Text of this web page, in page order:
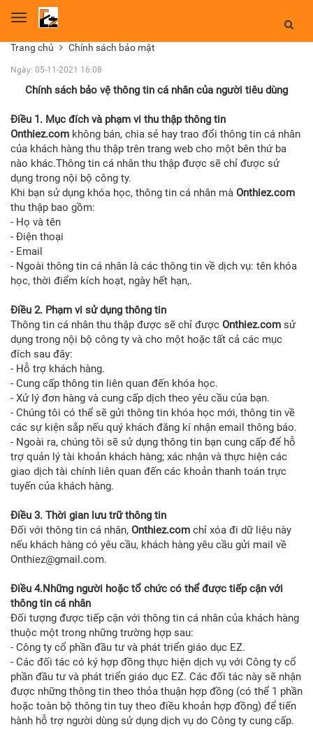
Toggle
Trang chủ Chính sách bảo mật
Ngày: 05-11-2021 16:08
Chính sách bảo vệ thông tin cá nhân của người tiêu dùng
Điều 1. Mục đích và phạm vi thu thập thông tin
Onthiez.com không bán, chia sẻ hay trao đổi thông tin cá nhân
của khách hàng thu thập trên trang web cho một bên thứ ba
nào khác.Thông tin cá nhân thu thập được sẽ chỉ được sử
dụng trong nội bộ công ty.
Khi bạn sử dụng khóa học, thông tin cá nhân mà Onthiez.com
thu thập bao gồm:
- Họ và tên
- Điện thoại
- Email
- Ngoài thông tin cá nhân là các thông tin về dịch vụ: tên khóa
học, thời điểm kích hoạt, ngày hết hạn,.
Điều 2. Phạm vi sử dụng thông tin
Thông tin cá nhân thu thập được sẽ chỉ được Onthiez.com sử
dụng trong nội bộ công ty và cho một hoặc tất cả các mục
đích sau đây:
- Hỗ trợ khách hàng.
- Cung cấp thông tin liên quan đến khóa học.
- Xử lý đơn hàng và cung cấp dịch theo yêu cầu của bạn.
- Chúng tôi có thể sẽ gửi thông tin khóa học mới, thông tin về
các sự kiện sắp nếu quý khách đăng kí nhận email thông báo.
- Ngoài ra, chúng tôi sẽ sử dụng thông tin bạn cung cấp để hỗ
trợ quản lý tài khoản khách hàng; xác nhận và thực hiện các
giao dịch tài chính liên quan đến các khoản thanh toán trực
tuyến của khách hàng.
Điều 3. Thời gian lưu trữ thông tin
Đối với thông tin cá nhân, Onthiez.com chỉ xóa đi dữ liệu này
nếu khách hàng có yêu cầu, khách hàng yêu cầu gửi mail về
Onthiez@gmail.com.
Điều 4.Những người hoặc tổ chức có thể được tiếp cận với
thông tin cá nhân
Đối tượng được tiếp cận với thông tin cá nhân của khách hàng
thuộc một trong những trường hợp sau:
- Công ty cổ phần đầu tư và phát triển giáo dục EZ.
- Các đối tác có ký hợp đồng thực hiện dịch vụ với Công ty cổ
phần đầu tư và phát triển giáo dục EZ. Các đối tác này sẽ nhận
được những thông tin theo thỏa thuận hợp đồng (có thể 1 phần
hoặc toàn bộ thông tin tuy theo điều khoản hợp đồng) để tiến
hành hỗ trợ người dùng sử dụng dịch vụ do Công ty cung cấp.